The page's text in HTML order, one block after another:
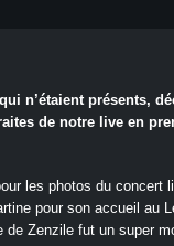
n’étaient présents,
de notre live en
les photos du concert
pour son accueil au
de Zenzile fut un super